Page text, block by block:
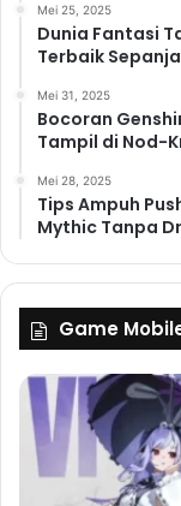
Mei 25, 2025
Dunia Fantasi
Terbaik
Mei 31, 2025
Bocoran
Tampil di Nod-
Mei 28, 2025
Tips Ampuh
Mythic Tanpa
Game